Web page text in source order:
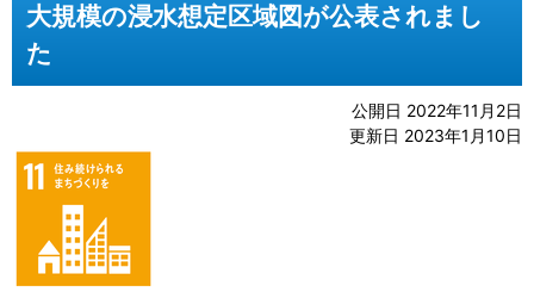
大規模の浸水想定区域図が公表されまし
た
公開日 2022年11月2日
更新日 2023年1月10日